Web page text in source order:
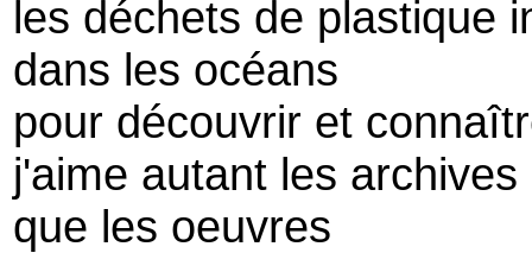
les déchets de plastique
dans les océans
pour découvrir et
j'aime autant les archives
que les oeuvres